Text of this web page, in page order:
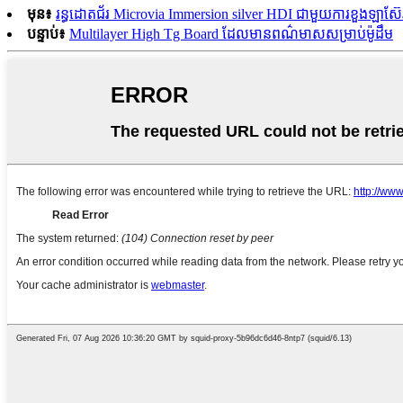
មុន៖ រន្ធដោតជ័រ Microvia Immersion silver HDI ជាមួយការខួងឡាស៊ែ
បន្ទាប់៖ Multilayer High Tg Board ដែលមានពណ៌មាសសម្រាប់ម៉ូដឹម